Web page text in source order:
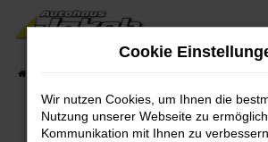
Zum
Hauptinhalt
Cookie
Wir nutzen Cookies, um Ihnen die
Nutzung unserer Webseite zu
Kommunikation mit Ihnen zu